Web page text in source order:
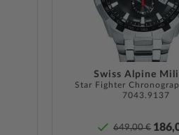
Eigenschaft und muss bei
überprüft
werden. Bei Uhren mit
verschraubter Krone ist darauf zu
ist damit die Uhr überhaupt
finden Sie in unserenPflege-Tipps
Swiss Alpine
Star Fighter
7043.9137
649,00 €